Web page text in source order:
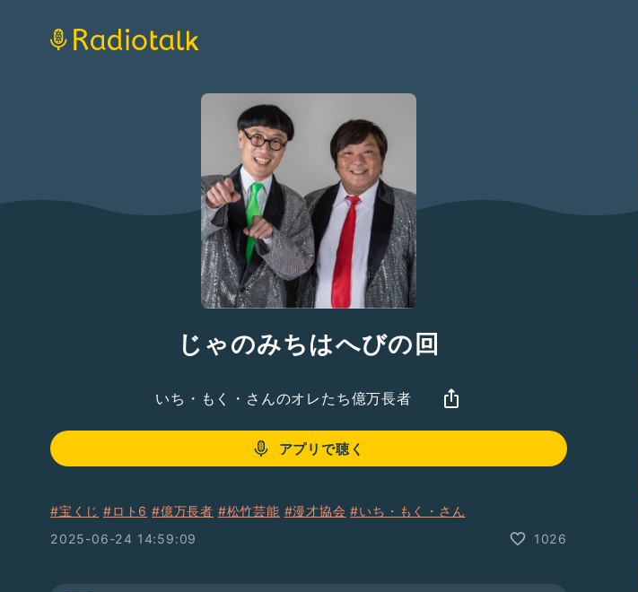
じゃのみちはへびの回
いち・もく・さんのオレたち億万長者
アプリで聴く
#宝くじ #ロト6 #億万長者 #松竹芸能 #漫才協会 #いち・もく・さん
2025-06-24 14:59:09
1026